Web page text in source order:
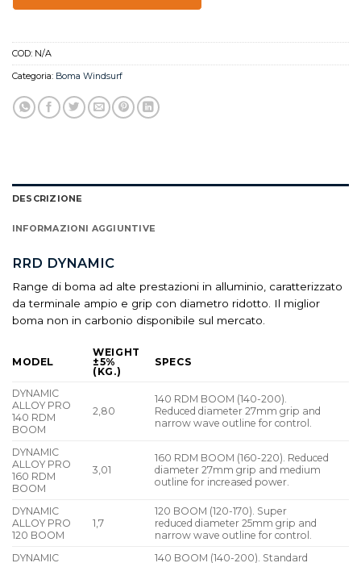
COD: N/A
Categoria: Boma Windsurf
DESCRIZIONE
INFORMAZIONI AGGIUNTIVE
RRD DYNAMIC
Range di boma ad alte prestazioni in alluminio, caratterizzato
da terminale ampio e grip con diametro ridotto. Il miglior
boma non in carbonio disponibile sul mercato.
MODEL
WEIGHT
±5%
(KG.)
SPECS
DYNAMIC
ALLOY PRO
140 RDM
BOOM
2,80
140 RDM BOOM (140-200).
Reduced diameter 27mm grip and
narrow wave outline for control.
DYNAMIC
ALLOY PRO
160 RDM
BOOM
3,01
160 RDM BOOM (160-220). Reduced
diameter 27mm grip and medium
outline for increased power.
DYNAMIC
ALLOY PRO
120 BOOM
1,7
120 BOOM (120-170). Super
reduced diameter 25mm grip and
narrow wave outline for control.
DYNAMIC
140 BOOM (140-200). Standard